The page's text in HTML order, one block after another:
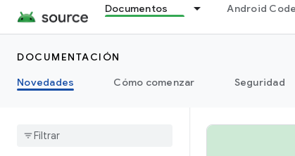
Documentos Android
DOCUMENTACIÓN
Novedades
Cómo comenzar Seguridad